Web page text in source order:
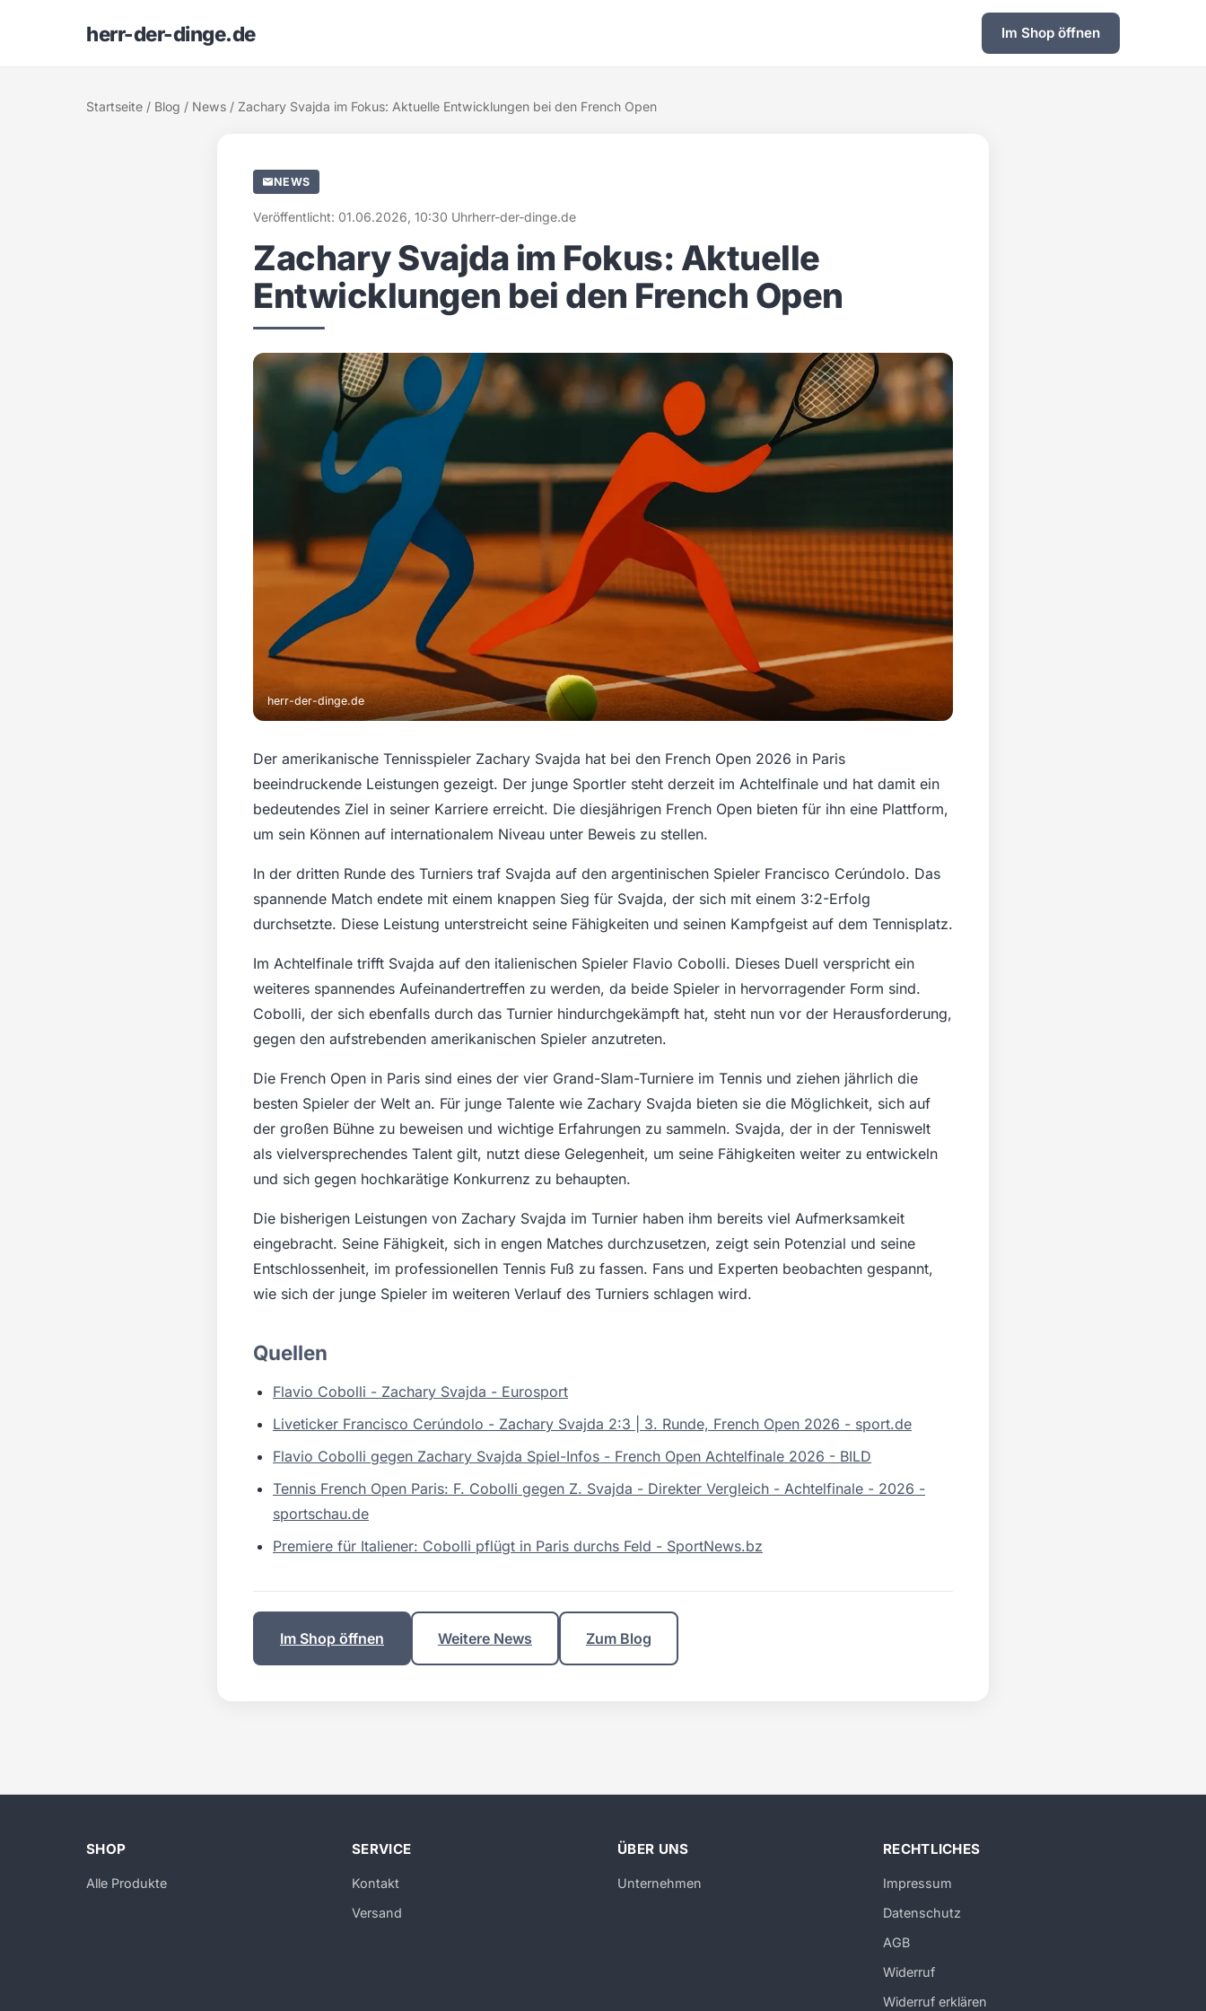
herr-der-dinge.de Im Shop öffnen
Startseite / Blog / News / Zachary Svajda im Fokus: Aktuelle Entwicklungen bei den French Open
NEWS
Veröffentlicht: 01.06.2026, 10:30 Uhrherr-der-dinge.de
Zachary Svajda im Fokus: Aktuelle
Entwicklungen bei den French Open
herr-der-dinge.de
Der amerikanische Tennisspieler Zachary Svajda hat bei den French Open 2026 in Paris
beeindruckende Leistungen gezeigt. Der junge Sportler steht derzeit im Achtelfinale und hat damit ein
bedeutendes Ziel in seiner Karriere erreicht. Die diesjährigen French Open bieten für ihn eine Plattform,
um sein Können auf internationalem Niveau unter Beweis zu stellen.
In der dritten Runde des Turniers traf Svajda auf den argentinischen Spieler Francisco Cerúndolo. Das
spannende Match endete mit einem knappen Sieg für Svajda, der sich mit einem 3:2-Erfolg
durchsetzte. Diese Leistung unterstreicht seine Fähigkeiten und seinen Kampfgeist auf dem Tennisplatz.
Im Achtelfinale trifft Svajda auf den italienischen Spieler Flavio Cobolli. Dieses Duell verspricht ein
weiteres spannendes Aufeinandertreffen zu werden, da beide Spieler in hervorragender Form sind.
Cobolli, der sich ebenfalls durch das Turnier hindurchgekämpft hat, steht nun vor der Herausforderung,
gegen den aufstrebenden amerikanischen Spieler anzutreten.
Die French Open in Paris sind eines der vier Grand-Slam-Turniere im Tennis und ziehen jährlich die
besten Spieler der Welt an. Für junge Talente wie Zachary Svajda bieten sie die Möglichkeit, sich auf
der großen Bühne zu beweisen und wichtige Erfahrungen zu sammeln. Svajda, der in der Tenniswelt
als vielversprechendes Talent gilt, nutzt diese Gelegenheit, um seine Fähigkeiten weiter zu entwickeln
und sich gegen hochkarätige Konkurrenz zu behaupten.
Die bisherigen Leistungen von Zachary Svajda im Turnier haben ihm bereits viel Aufmerksamkeit
eingebracht. Seine Fähigkeit, sich in engen Matches durchzusetzen, zeigt sein Potenzial und seine
Entschlossenheit, im professionellen Tennis Fuß zu fassen. Fans und Experten beobachten gespannt,
wie sich der junge Spieler im weiteren Verlauf des Turniers schlagen wird.
Quellen
Flavio Cobolli - Zachary Svajda - Eurosport
Liveticker Francisco Cerúndolo - Zachary Svajda 2:3 | 3. Runde, French Open 2026 - sport.de
Flavio Cobolli gegen Zachary Svajda Spiel-Infos - French Open Achtelfinale 2026 - BILD
Tennis French Open Paris: F. Cobolli gegen Z. Svajda - Direkter Vergleich - Achtelfinale - 2026 -
sportschau.de
Premiere für Italiener: Cobolli pflügt in Paris durchs Feld - SportNews.bz
Im Shop öffnen Weitere News Zum Blog
SHOP
Alle Produkte
SERVICE
Kontakt
Versand
ÜBER UNS
Unternehmen
RECHTLICHES
Impressum
Datenschutz
AGB
Widerruf
Widerruf erklären